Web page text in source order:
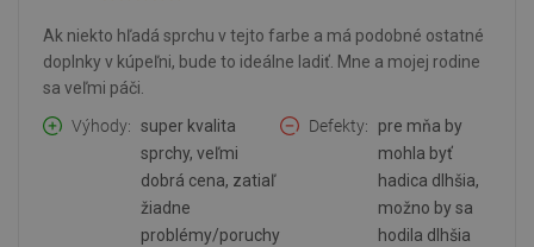
Ak niekto hľadá sprchu v tejto farbe a má podobné ostatné
doplnky v kúpeľni, bude to ideálne ladiť. Mne a mojej rodine
sa veľmi páči.
Výhody
super kvalita
sprchy, veľmi
dobrá cena, zatiaľ
žiadne
problémy/poruchy
Defekty
pre mňa by
mohla byť
hadica dlhšia,
možno by sa
hodila dlhšia